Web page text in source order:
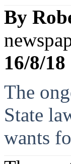
By
16/8/18
The
State
wants